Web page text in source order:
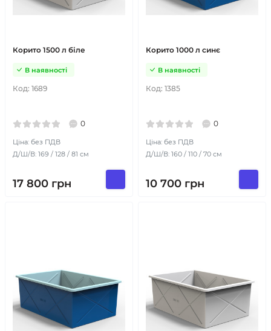
Корито 1500 л біле
Код: 1689
В наявності
0
Ціна: без ПДВ
Д/Ш/В: 169 / 128 / 81 см
17 800 грн
Корито 1000 л синє
Код: 1385
В наявності
0
Ціна: без ПДВ
Д/Ш/В: 160 / 110 / 70 см
10 700 грн